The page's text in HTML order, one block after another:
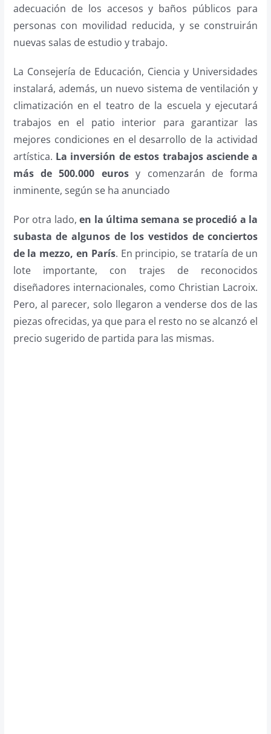
adecuación de los accesos y baños públicos para
personas con movilidad reducida, y se construirán
nuevas salas de estudio y trabajo.
La Consejería de Educación, Ciencia y Universidades
instalará, además, un nuevo sistema de ventilación y
climatización en el teatro de la escuela y ejecutará
trabajos en el patio interior para garantizar las
mejores condiciones en el desarrollo de la actividad
artística. La inversión de estos trabajos asciende a
más de 500.000 eurosy comenzarán de forma
inminente, según se ha anunciado
Por otra lado,en la última semana se procedió a la
subasta de algunos de los vestidos de conciertos
de la mezzo, en París. En principio, se trataría de un
lote importante, con trajes de reconocidos
diseñadores internacionales, como Christian Lacroix.
Pero, al parecer, solo llegaron a venderse dos de las
piezas ofrecidas, ya que para el resto no se alcanzó el
precio sugerido de partida para las mismas.